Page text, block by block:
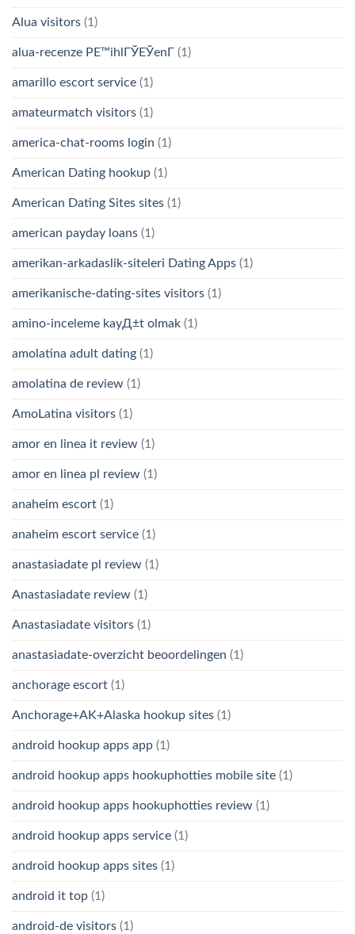
Alua visitors (1)
alua-recenze PЕ™ihlГЎЕЎenГ­ (1)
amarillo escort service (1)
amateurmatch visitors (1)
america-chat-rooms login (1)
American Dating hookup (1)
American Dating Sites sites (1)
american payday loans (1)
amerikan-arkadaslik-siteleri Dating Apps (1)
amerikanische-dating-sites visitors (1)
amino-inceleme kayД±t olmak (1)
amolatina adult dating (1)
amolatina de review (1)
AmoLatina visitors (1)
amor en linea it review (1)
amor en linea pl review (1)
anaheim escort (1)
anaheim escort service (1)
anastasiadate pl review (1)
Anastasiadate review (1)
Anastasiadate visitors (1)
anastasiadate-overzicht beoordelingen (1)
anchorage escort (1)
Anchorage+AK+Alaska hookup sites (1)
android hookup apps app (1)
android hookup apps hookuphotties mobile site (1)
android hookup apps hookuphotties review (1)
android hookup apps service (1)
android hookup apps sites (1)
android it top (1)
android-de visitors (1)